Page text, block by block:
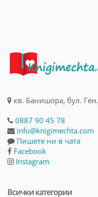
кв. Банишора, бул.
0887 90 45 78
info@knigimechta.com
Пишете ни в чата
Facebook
Instagram
Всички категории